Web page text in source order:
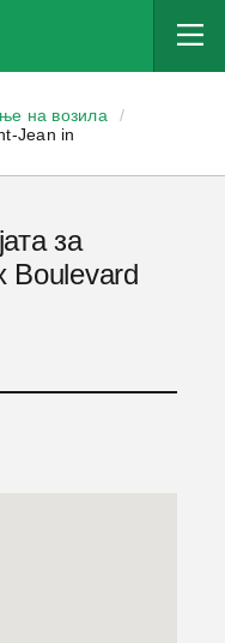
на возила
/
Jean in
за
Boulevard